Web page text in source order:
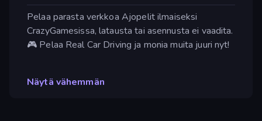
Pelaa parasta verkkoa Ajopelit ilmaiseksi
CrazyGamesissa, latausta tai asennusta ei vaadita.
🎮 Pelaa Real Car Driving ja monia muita juuri nyt!
Näytä vähemmän